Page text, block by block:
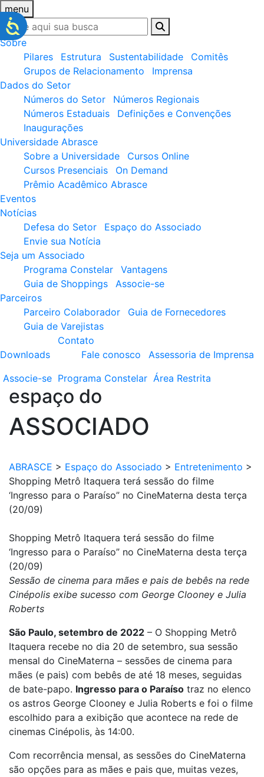
menu
Sobre
Pilares
Estrutura Sustentabilidade
Comitês
Grupos de Relacionamento
Imprensa
Dados do Setor
Números do Setor
Números Regionais
Números Estaduais
Definições e Convenções
Inaugurações
Universidade Abrasce
Sobre a Universidade
Cursos Online
Cursos Presenciais
On Demand
Prêmio Acadêmico Abrasce
Eventos
Notícias
Defesa do Setor
Espaço do Associado
Envie sua Notícia
Seja um Associado
Programa Constelar
Vantagens
Guia de Shoppings
Associe-se
Parceiros
Parceiro Colaborador
Guia de Fornecedores
Guia de Varejistas
Downloads
Contato
Fale conosco
Assessoria de Imprensa
Associe-se Programa Constelar Área Restrita
espaço do
ASSOCIADO
ABRASCE > Espaço do Associado > Entretenimento >
Shopping Metrô Itaquera terá sessão do filme
‘Ingresso para o Paraíso” no CineMaterna desta terça
(20/09)
Shopping Metrô Itaquera terá sessão do filme
‘Ingresso para o Paraíso” no CineMaterna desta terça
(20/09)
Sessão de cinema para mães e pais de bebês na rede
Cinépolis exibe sucesso com George Clooney e Julia
Roberts
São Paulo, setembro de 2022 – O Shopping Metrô
Itaquera recebe no dia 20 de setembro, sua sessão
mensal do CineMaterna – sessões de cinema para
mães (e pais) com bebês de até 18 meses, seguidas
de bate-papo. Ingresso para o Paraíso traz no elenco
os astros George Clooney e Julia Roberts e foi o filme
escolhido para a exibição que acontece na rede de
cinemas Cinépolis, às 14:00.
Com recorrência mensal, as sessões do CineMaterna
são opções para as mães e pais que, muitas vezes,